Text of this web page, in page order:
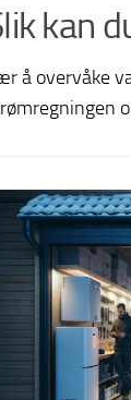
kan
å overvåke